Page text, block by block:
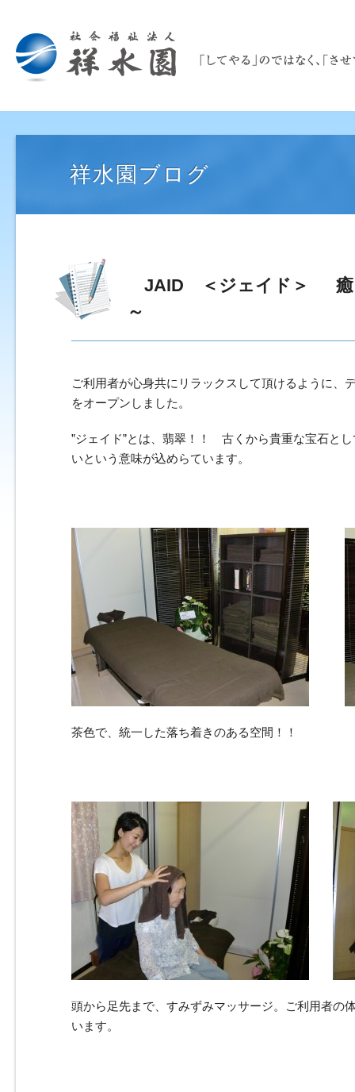
祥水園ブログ
JAID ＜ジェイド＞
～
ご利用者が心身共にリラックスして頂けるように
をオープンしました。
”ジェイド”とは、翡翠！！ 古くから貴重な宝石と
いという意味が込めらています。
茶色で、統一した落ち着きのある空間！！
頭から足先まで、すみずみマッサージ。ご利用者の
います。